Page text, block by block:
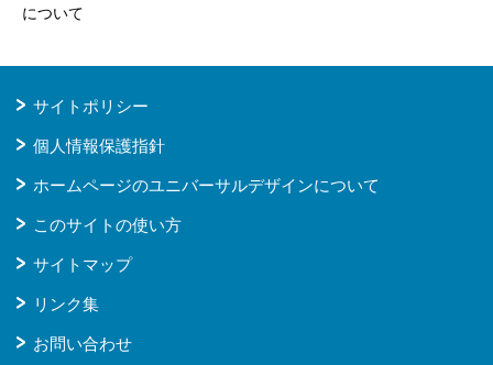
について
サイトポリシー
個人情報保護指針
ホームページのユニバーサルデザインについて
このサイトの使い方
サイトマップ
リンク集
お問い合わせ